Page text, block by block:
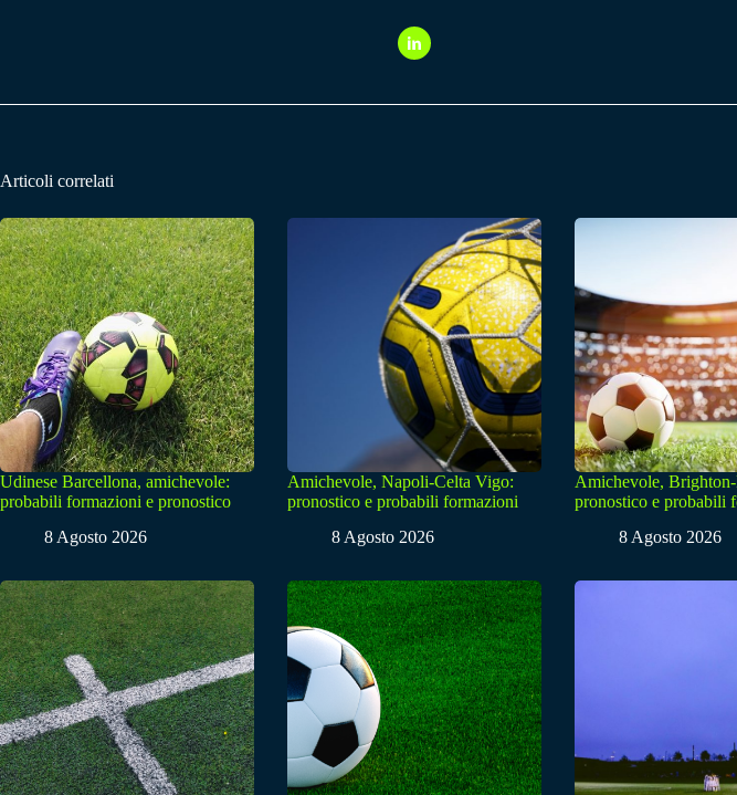
Articoli correlati
Udinese Barcellona, amichevole:
probabili formazioni e pronostico
8 Agosto 2026
Amichevole, Napoli-Celta Vigo:
pronostico e probabili formazioni
8 Agosto 2026
Amichevole,
pronostico e probabili
8 Agosto 2026